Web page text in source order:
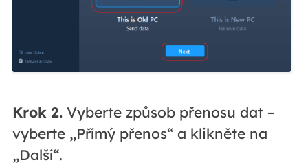
Krok 2.Vyberte způsob přenosu dat –
vyberte „Přímý přenos“ a klikněte na
„Další“.